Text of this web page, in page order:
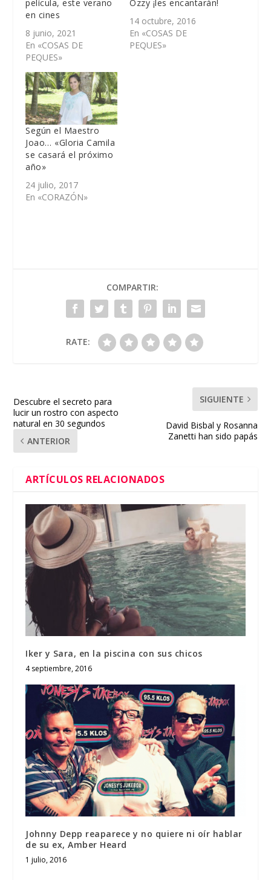
película, este verano
en cines
8 junio, 2021
En «COSAS DE
PEQUES»
Ozzy ¡les encantarán!
14 octubre, 2016
En «COSAS DE
PEQUES»
Según el Maestro
Joao… «Gloria Camila
se casará el próximo
año»
24 julio, 2017
En «CORAZÓN»
COMPARTIR:
RATE:
Descubre el secreto para
lucir un rostro con aspecto
natural en 30 segundos
ANTERIOR
SIGUIENTE
David Bisbal y Rosanna
Zanetti han sido papás
ARTÍCULOS RELACIONADOS
Iker y Sara, en la piscina con sus chicos
4 septiembre, 2016
Johnny Depp reaparece y no quiere ni oír hablar
de su ex, Amber Heard
1 julio, 2016